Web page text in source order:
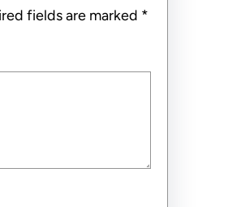
fields are marked *